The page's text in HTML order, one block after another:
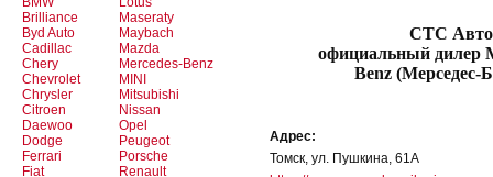
Brilliance
Byd Auto
Cadillac
Chery
Chevrolet
Chrysler
Citroen
Daewoo
Dodge
Ferrari
Fiat
Maseraty
Maybach
Mazda
Mercedes-Benz
MINI
Mitsubishi
Nissan
Opel
Peugeot
Porsche
Renault
СТС
официальный дилер
Benz (Мерседес-
Адрес:
Томск, ул. Пушкина, 61А